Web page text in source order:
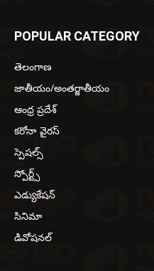
POPULAR CATEGORY
తెలంగాణ
జాతీయం/అంతర్జాతీయం
ఆంధ్ర ప్రదేశ్
కరోనా వైరస్
స్పెషల్స్
స్పోర్ట్స్
ఎడ్యుకేషన్
సినిమా
డివోషనల్